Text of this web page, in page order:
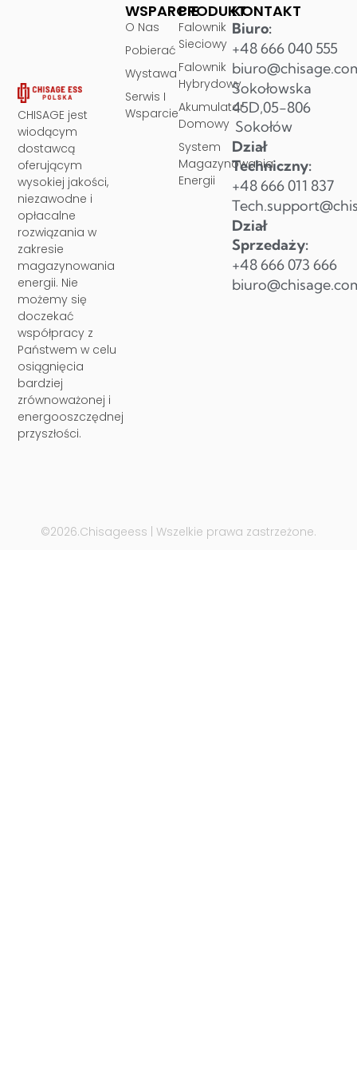
CHISAGE jest
wiodącym
dostawcą
oferującym
wysokiej jakości,
niezawodne i
opłacalne
rozwiązania w
zakresie
magazynowania
energii. Nie
możemy się
doczekać
współpracy z
Państwem w celu
osiągnięcia
bardziej
zrównoważonej i
energooszczędnej
przyszłości.
PRODUKT
Falownik
Sieciowy
Falownik
Hybrydowy
Akumulator
Domowy
System
Magazynowania
Energii
WSPARCIE
O Nas
Pobierać
Wystawa
Serwis I
Wsparcie
KONTAKT
Biuro:
+48 666 040 555
Sokołowska
45D,05-806
Sokołów
Dział
Techniczny:
+48 666 011 837
Dział
Sprzedaży:
+48 666 073 666
©2026.Chisageess | Wszelkie prawa zastrzeżone.